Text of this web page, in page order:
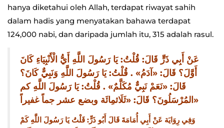
hanya diketahui oleh Allah, terdapat riwayat sahih
dalam hadis yang menyatakan bahawa terdapat
124,000 nabi, dan daripada jumlah itu, 315 adalah rasul.
عَنْ أَبِي ذَرٍّ قَالَ: قُلْتُ: يَا رَسُولَ اللَّهِ أَيُّ الْأَنْبِيَاءِ كَانَ
أَوَّلَ؟ قَالَ: «آدَمُ» . قُلْتُ: يَا رَسُولَ اللَّهِ وَنَبِيٌّ كَانَ؟
قَالَ: «نَعَمْ نَبِيٌّ مُكَلَّمٌ» . قُلْتُ: يَا رَسُولَ اللَّهِ كم
المُرْسَلُونَ؟ قَالَ: «ثَلَاثمِائَة وبضع عشر جماً غفيراً»
وَفِي رِوَايَة عَنْ أَبِي أُمَامَةَ قَالَ أَبُو ذَرٍّ: قَلْتُ يَا رَسُولَ اللَّهِ كَمْ